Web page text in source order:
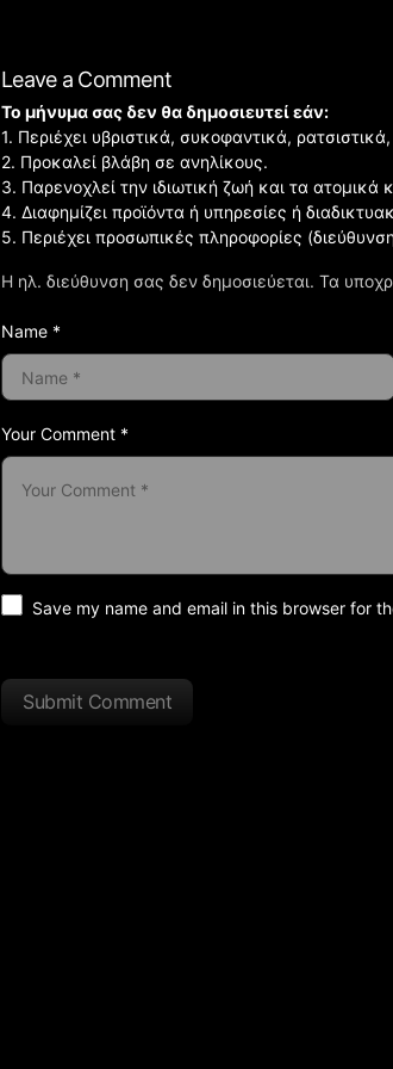
Leave a Comment
Η ηλ. διεύθυνση σας δεν δημοσιεύεται. Τα
Your Comment *
Το μήνυμα σας δεν θα δημοσιευτεί εάν:
1. Περιέχει υβριστικά, συκοφαντικά,
2. Προκαλεί βλάβη σε ανηλίκους.
3. Παρενοχλεί την ιδιωτική ζωή και τα
4. Διαφημίζει προϊόντα ή υπηρεσίες ή
5. Περιέχει προσωπικές πληροφορίες
Name *
Save my name and email in this browser for
Submit Comment